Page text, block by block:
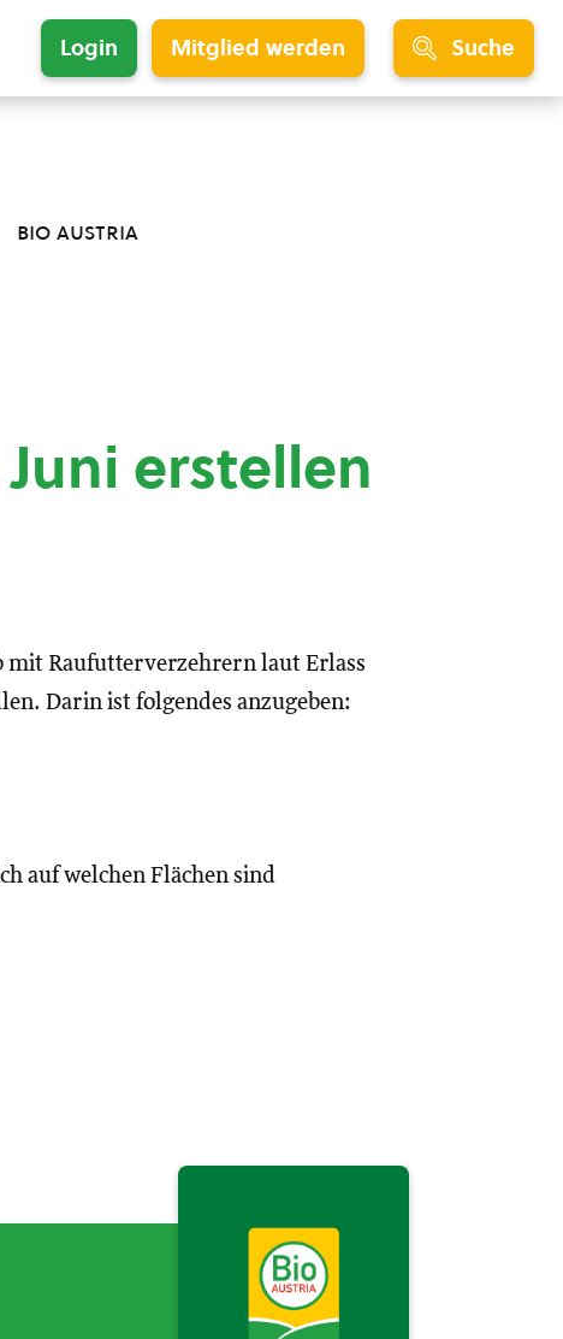
Login Mitglied werden Suche
bio austria
erstellen
mit Raufutterverzehrern laut Erlass
Darin ist folgendes anzugeben:
auf welchen Flächen sind